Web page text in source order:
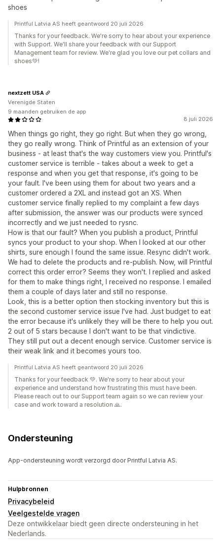
shoes
Printful Latvia AS heeft geantwoord 20 juli 2026
Thanks for your feedback. We're sorry to hear about your experience
with Support. We'll share your feedback with our Support
Management team for review. We're glad you love our pet collars and
shoes💚!
8 juli 2026
When things go right, they go right. But when they go wrong,
they go really wrong. Think of Printful as an extension of your
business - at least that's the way customers view you. Printful's
customer service is terrible - takes about a week to get a
response and when you get that response, it's going to be
your fault. I've been using them for about two years and a
customer ordered a 2XL and instead got an XS. When
customer service finally replied to my complaint a few days
after submission, the answer was our products were synced
incorrectly and we just needed to rysnc.
How is that our fault? When you publish a product, Printful
syncs your product to your shop. When I looked at our other
shirts, sure enough I found the same issue. Resync didn't work.
We had to delete the products and re-publish. Now, will Printful
correct this order error? Seems they won't. I replied and asked
for them to make things right, I received no response. I emailed
them a couple of days later and still no response.
Look, this is a better option then stocking inventory but this is
the second customer service issue I've had. Just budget to eat
the error because it's unlikely they will be there to help you out.
2 out of 5 stars because I don't want to be that vindictive.
They still put out a decent enough service. Customer service is
their weak link and it becomes yours too.
nextzett USA
Verenigde Staten
9 maanden gebruiken de app
Printful Latvia AS heeft geantwoord 20 juli 2026
Thanks for your feedback 💚. We're sorry to hear about your
experience and understand how frustrating this must have been.
Please reach out to our Support team again so we can review your
case and work toward a resolution 🙏.
Ondersteuning
App-ondersteuning wordt verzorgd door Printful Latvia AS.
Hulpbronnen
Privacybeleid
Veelgestelde vragen
Deze ontwikkelaar biedt geen directe ondersteuning in het
Nederlands.